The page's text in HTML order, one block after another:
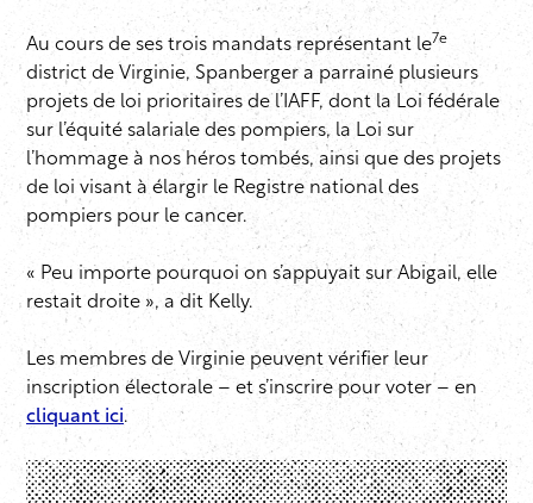
Au cours de ses trois mandats représentant le7e
district de Virginie, Spanberger a parrainé plusieurs
projets de loi prioritaires de l’IAFF, dont la Loi fédérale
sur l’équité salariale des pompiers, la Loi sur
l’hommage à nos héros tombés, ainsi que des projets
de loi visant à élargir le Registre national des
pompiers pour le cancer.
« Peu importe pourquoi on s’appuyait sur Abigail, elle
restait droite », a dit Kelly.
Les membres de Virginie peuvent vérifier leur
inscription électorale – et s’inscrire pour voter – en
cliquant ici.